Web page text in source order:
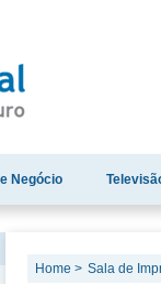
Negócio
Home > Sala de